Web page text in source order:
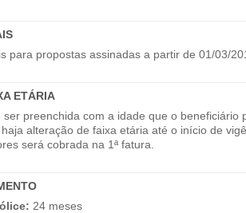
para propostas assinadas a partir de 01/03/
ETÁRIA
ser preenchida com a idade que o beneficiário
alteração de faixa etária até o início de
será cobrada na 1ª fatura.
24 meses